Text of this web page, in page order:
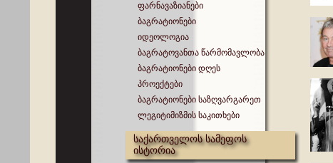
ფარნავაზიანები
ბაგრატიონები
იდეოლოგია
ბაგრატოვანთა წარმომავლობა
ბაგრატიონები დღეს
პროექტები
ბაგრატიონები საზღვარგარეთ
ლეგიტიმიზმის საკითხები
საქართველოს სამეფოს
ისტორია